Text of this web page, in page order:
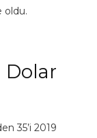
oldu.
Dolar
35’i 2019